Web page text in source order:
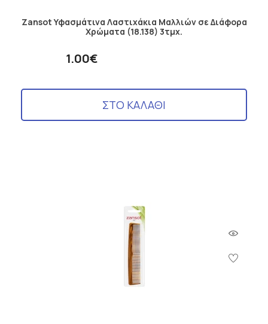
Zansot Υφασμάτινα Λαστιχάκια Μαλλιών σε Διάφορα
Χρώματα (18.138) 3τμχ.
1.00€
ΣΤΟ ΚΑΛΑΘΙ